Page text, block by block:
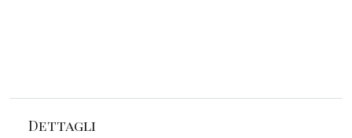
Dettagli